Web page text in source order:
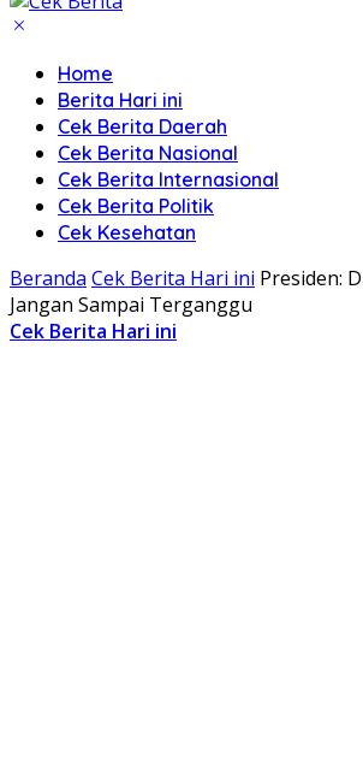
Home
Berita Hari ini
Cek Berita Daerah
Cek Berita Nasional
Cek Berita Internasional
Cek Berita Politik
Cek Kesehatan
Beranda Cek Berita Hari ini Presiden:
Jangan Sampai Terganggu
Cek Berita Hari ini